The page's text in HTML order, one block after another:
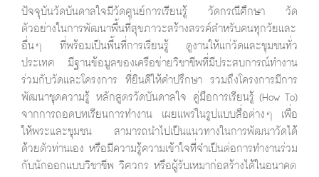
ปัจจุบันวัดบันดาลใจมีวัดศูนย์การเรียนรู้ วัดกรณีศึกษา วัด
ตัวอย่างในการพัฒนาพื้นที่สุขภาวะสร้างสรรค์สำหรับคนทุกวัยและ
อื่นๆ ที่พร้อมเป็นพื้นที่การเรียนรู้ ดูงานให้แก่วัดและชุมชนทั่ว
ประเทศ มีฐานข้อมูลของเครือข่ายวิชาชีพที่มีประสบการณ์ทำงาน
ร่วมกับวัดและโครงการ ที่ยินดีให้คำปรึกษา รวมถึงโครงการมีการ
พัฒนาชุดความรู้ หลักสูตรวัดบันดาลใจ คู่มือการเรียนรู้ (How To)
จากการถอดบทเรียนการทำงาน เผยแพร่ในรูปแบบสื่อต่างๆ เพื่อ
ให้พระและชุมชน สามารถนำไปเป็นแนวทางในการพัฒนาวัดได้
ด้วยตัวท่านเอง หรือมีความรู้ความเข้าใจที่จำเป็นต่อการทำงานร่วม
กับนักออกแบบวิชาชีพ วิศวกร หรือผู้รับเหมาก่อสร้างได้ในอนาคต